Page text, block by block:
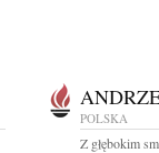
POLSKA
Z głębokim